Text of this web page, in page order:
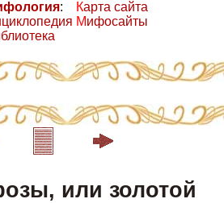
:
Карта сайта
Мифосайты
или золотой